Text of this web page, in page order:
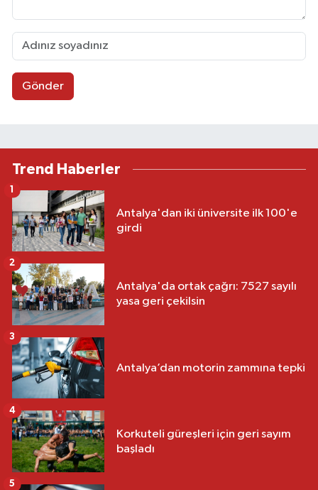
Gönder
Trend Haberler
Antalya'dan iki üniversite ilk 100'e
girdi
Antalya'da ortak çağrı: 7527 sayılı
yasa geri çekilsin
2
Antalya’dan motorin zammına tepki
3
Korkuteli güreşleri için geri sayım
başladı
4
5